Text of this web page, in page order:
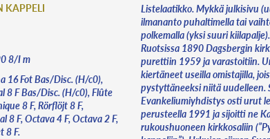
KAPPELI
8/I m
16 Fot Bas/Disc. (H/c0),
8 F Bas/Disc. (H/c0), Flûte
8 F, Rörflöjt 8 F,
8 F, Octava 4 F, Octava 2 F,
8 F.
Listelaatikko. Mykkä julkisivu
ilmananto puhaltimella tai
polkemalla (yksi suuri
Ruotsissa 1890 Dagsbergin
purettiin 1959 ja varastoitiin.
kiertäneet useilla omistajilla,
pystyttäneeksi niitä uudelleen.
Evankeliumiyhdistys osti urut
perusteella 1991 ja sijoitti ne
rukoushuoneen kirkkosaliin